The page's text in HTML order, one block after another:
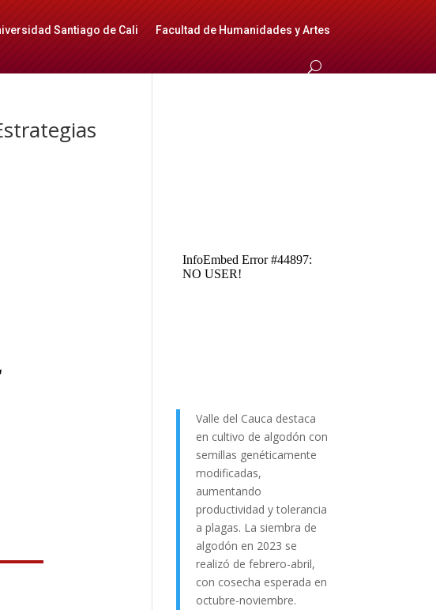
Santiago de Cali Facultad de Humanidades y Artes
Valle del Cauca destaca
en cultivo de algodón con
semillas genéticamente
modificadas,
aumentando
productividad y tolerancia
a plagas. La siembra de
algodón en 2023 se
realizó de febrero-abril,
con cosecha esperada en
octubre-noviembre.